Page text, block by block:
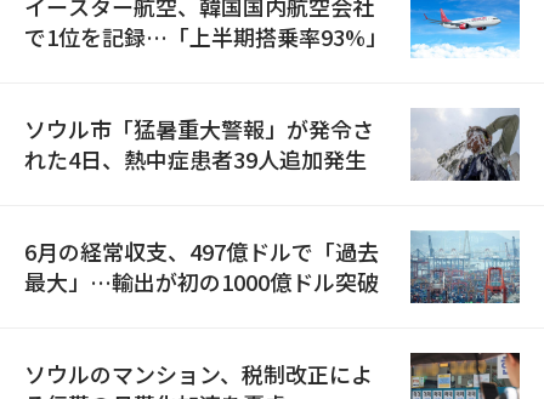
イースター航空、韓国国内航空会社
で1位を記録…「上半期搭乗率93%」
ソウル市「猛暑重大警報」が発令さ
れた4日、熱中症患者39人追加発生
6月の経常収支、497億ドルで「過去
最大」…輸出が初の1000億ドル突破
ソウルのマンション、税制改正によ